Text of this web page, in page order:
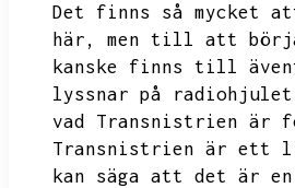
Det finns så mycket
här,
men till att börja
kanske finns till
lyssnar på
vad Transnistrien är
Transnistrien är ett
kan säga att det är